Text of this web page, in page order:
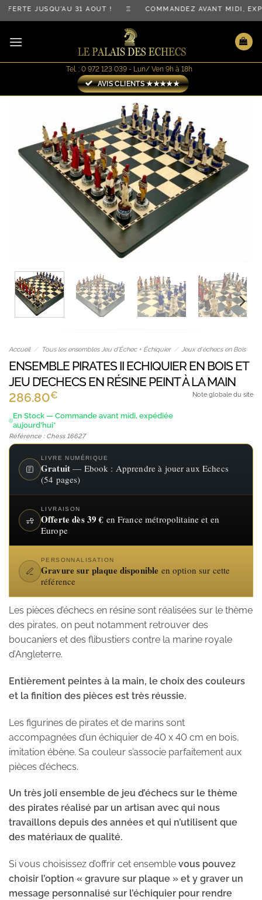
Passer
au
contenu
JUSQU'AU 31 AOÛT ! ♖ COMMANDEZ AVANT MIDI,
Tel. : 0 972 123 039 - Lun/ Ven 9h à 18h
AVIS CLIENTS ★★★★★
Accueil / Tous les ensembles Jeu d’Échec + Échiquier / Jeux d'échecs en Bois
ENSEMBLE PIRATES II ECHIQUIER EN BOIS ET
JEU D’ECHECS EN RÉSINE PEINT À LA MAIN
286.80€
En Stock — Commande avant midi, expédiée
aujourd'hui*
Référence : Chess 16627
Note globale du site
LIVRE NUMÉRIQUE
Gratuit — Ebook : Apprendre à jouer aux Echecs
(54 pages)
LIVRAISON
Offerte dès 39 € en France métropolitaine et en
Europe
PERSONNALISATION
Gravure sur plaque disponible en option sur cette
référence
Les pièces d’échecs en résine sont réalisées sur le thème
des pirates, on peut notamment retrouver des
boucaniers et des flibustiers contre la marine royale
d’Angleterre.
Entièrement peintes à la main, le choix des couleurs
et la finition des pièces est très réussie.
Les figurines de pirates et de marins sont
accompagnées d’un échiquier de 40 x 40 cm en bois,
imitation ébène. Sa couleur s’associe parfaitement aux
pièces d’échecs.
Un très joli ensemble de jeu d’échecs sur le thème
des pirates réalisé par un artisan avec qui nous
travaillons depuis des années et qui n’utilisent que
des matériaux de qualité.
Si vous choisissez d’offrir cet ensemble vous pouvez
choisir l’option « gravure sur plaque » et y graver un
message personnalisé sur l’échiquier pour rendre